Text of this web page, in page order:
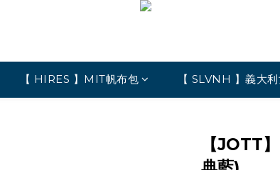
【 HIRES 】MIT帆布包 【 SLVNH 】義大
【JOTT